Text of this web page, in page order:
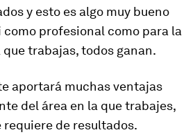
y esto es algo muy bueno
profesional como para la
trabajas, todos ganan.
aportará muchas ventajas
del área en la que trabajes,
requiere de resultados.